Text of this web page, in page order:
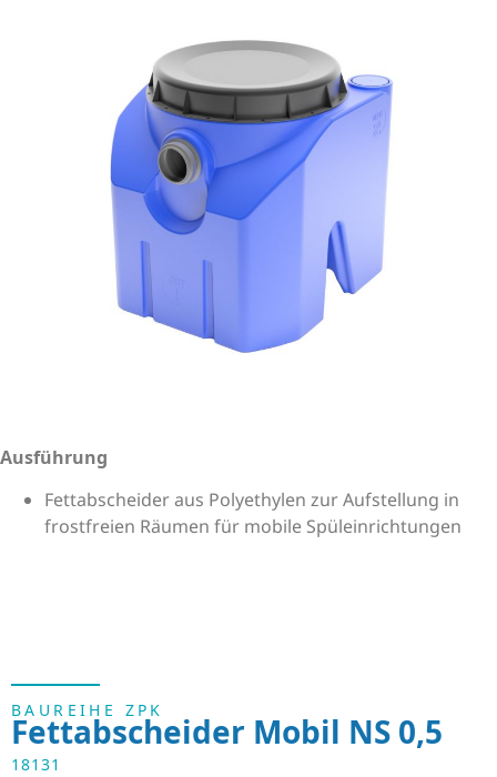
Ausführung
Fettabscheider aus Polyethylen zur Aufstellung in
frostfreien Räumen für mobile Spüleinrichtungen
BAUREIHE ZPK
Fettabscheider Mobil NS 0,5
18131